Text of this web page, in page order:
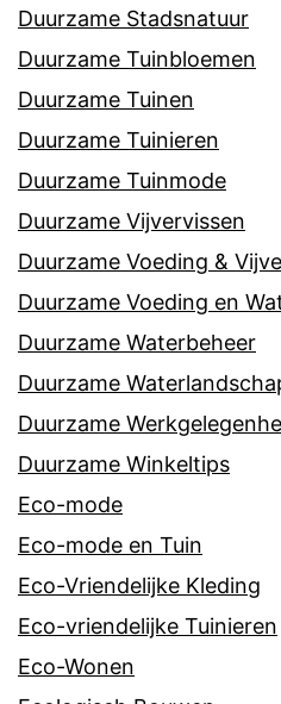
Duurzame Stadsnatuur
Duurzame Tuinbloemen
Duurzame Tuinen
Duurzame Tuinieren
Duurzame Tuinmode
Duurzame Vijvervissen
Duurzame Voeding &
Duurzame Voeding en
Duurzame Waterbeheer
Duurzame
Duurzame
Duurzame Winkeltips
Eco-mode
Eco-mode en Tuin
Eco-Vriendelijke Kleding
Eco-vriendelijke Tuinieren
Eco-Wonen